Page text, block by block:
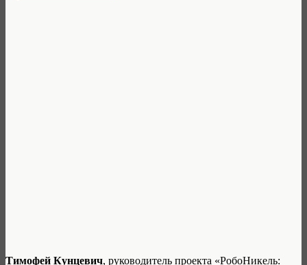
Тимофей Кунцевич, руководитель проекта «РобоНикель: